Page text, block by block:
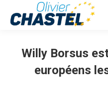
Willy Borsus
européens